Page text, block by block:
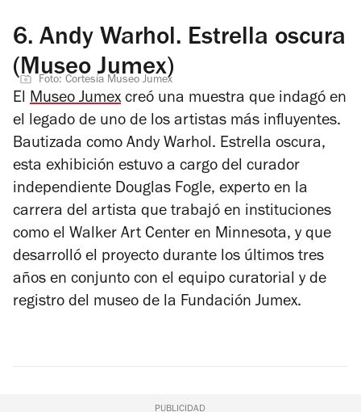
6. Andy Warhol. Estrella oscura
(Museo Jumex)
Foto: Cortesía Museo Jumex
El Museo Jumex creó una muestra que indagó en
el legado de uno de los artistas más influyentes.
Bautizada como Andy Warhol. Estrella oscura,
esta exhibición estuvo a cargo del curador
independiente Douglas Fogle, experto en la
carrera del artista que trabajó en instituciones
como el Walker Art Center en Minnesota, y que
desarrolló el proyecto durante los últimos tres
años en conjunto con el equipo curatorial y de
registro del museo de la Fundación Jumex.
PUBLICIDAD